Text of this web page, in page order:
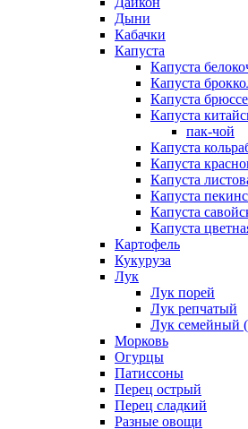
Дыни
Кабачки
Капуста
Капуста
Капуста
Капуста
Капуста
пак-чой
Капуста
Капуста
Капуста
Капуста
Капуста
Капуста
Картофель
Кукуруза
Лук
Лук порей
Лук репчатый
Лук семейный
Морковь
Огурцы
Патиссоны
Перец острый
Перец сладкий
Разные овощи